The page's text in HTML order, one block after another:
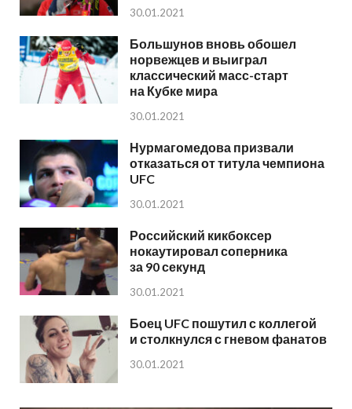
30.01.2021
Большунов вновь обошел
норвежцев и выиграл
классический масс-старт
на Кубке мира
30.01.2021
Нурмагомедова призвали
отказаться от титула чемпиона
UFC
30.01.2021
Российский кикбоксер
нокаутировал соперника
за 90 секунд
30.01.2021
Боец UFC пошутил с коллегой
и столкнулся с гневом фанатов
30.01.2021